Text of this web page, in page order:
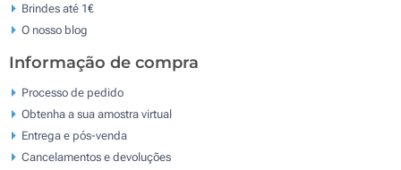
Brindes até 1€
O nosso blog
Informação de compra
Processo de pedido
Obtenha a sua amostra virtual
Entrega e pós-venda
Cancelamentos e devoluções